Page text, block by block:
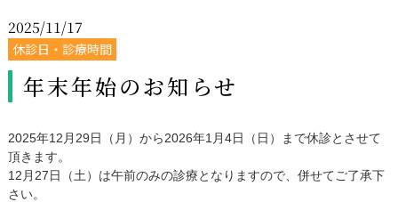
2025/11/17
休診日・診療時間
年末年始のお知らせ
2025年12月29日（月）から2026年1月4日（日）まで休診とさせて
頂きます。
12月27日（土）は午前のみの診療となりますので、併せてご了承下
さい。